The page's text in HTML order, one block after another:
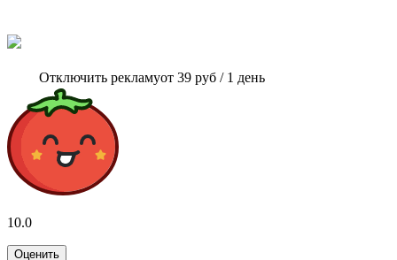
Отключить рекламуот 39 руб / 1 день
10.0
Оценить